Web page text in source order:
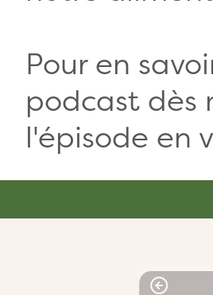
Pour en
podcast dès
l'épisode en